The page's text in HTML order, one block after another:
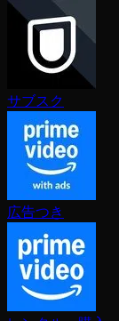
サブスク
広告つき